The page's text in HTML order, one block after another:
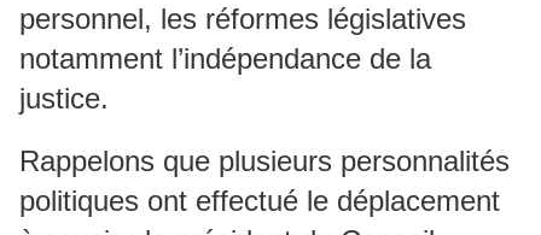
personnel, les réformes législatives
notamment l’indépendance de la
justice.
Rappelons que plusieurs personnalités
politiques ont effectué le déplacement